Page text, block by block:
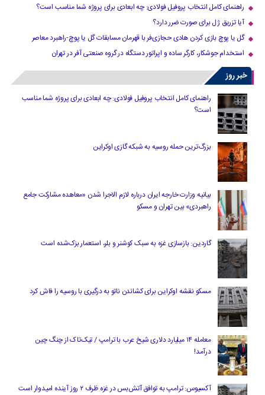
راهنمای کامل انتخاب پروفیل فولادی: چه ابعادی برای پروژه شما مناسب است؟
آیا تزریق ژل برای صورت ضرر دارد​؟
گل یا پوچ بازی کردن هادی حجازی‌فر با قهرمان مسابقات گل یا پوچ-راهبرد معاصر
استخدام جوشکار، کارگر ساده و اپراتور دستگاه در گروه صنعتی آفر در تهران
خبر روز
راهنمای کامل انتخاب پروفیل فولادی: چه ابعادی برای پروژه شما مناسب
است؟
بزرگ‌ترین حمله روسیه به شبکه گازی اوکراین
بیانیه وزارت خارجه ایران درباره لازم‌ الاجرا شدن «معاهده مشارکت جامع
راهبردی» بین تهران و مسکو
گاردین: بازسازی غزه به سبک کوشنر و بلر، استعمار بزک‌شده است
مسکو نقشه اوکراین برای کشاندن ناتو به درگیری با روسیه را فاش کرد
معامله ۱۴ میلیارد دلاری شیخ عرب با ترامپ / تیک‌تاک از چنگ چین
درآمد!
آکسیوس: ترامپ به توافق آتش‌بس در غزه ظرف ۲ روز آینده امیدوار است